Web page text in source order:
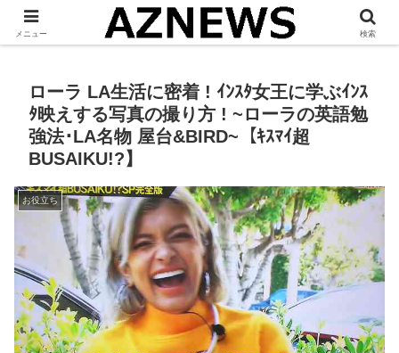
「 見たい・役立つ・面白い 」をお伝えします。
ローラ LA生活に密着 ! ｲﾝｽﾀ女王に学ぶｲﾝｽ
ﾀ映えする写真の撮り方 ! ~ローラの英語勉
強法･LA名物 屋台&BIRD~【ｷｽﾏｲ超
BUSAIKU!?】
お役立ち
メニュー 検索